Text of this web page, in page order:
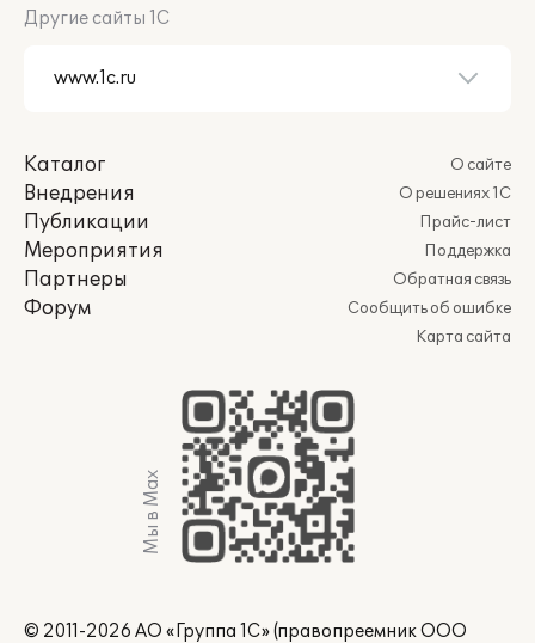
Другие сайты 1С
Каталог
Внедрения
Публикации
Мероприятия
Партнеры
Форум
О сайте
О решениях 1С
Прайс-лист
Поддержка
Обратная связь
Сообщить об ошибке
Карта сайта
Мы в Max
© 2011-2026 АО «Группа 1С» (правопреемник ООО